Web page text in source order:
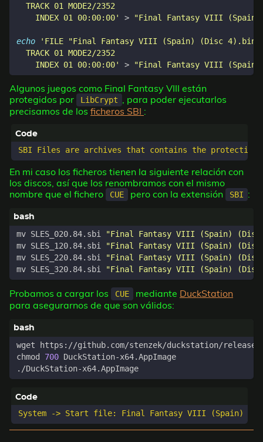
    INDEX 01 00:00:00'
> "Final Fantasy VIII
echo
    INDEX 01 00:00:00'
> "Final Fantasy VIII
Algunos juegos como Final Fantasy VIII están
protegidos por
LibCrypt , para poder ejecutarlos
precisamos de los ficheros SBI :
En mi caso los ficheros tienen la siguiente relación con
los discos, así que los renombramos con el mismo
nombre que el fichero
CUE pero con la extensión SBI :
mv SLES_020.84.sbi
"Final Fantasy VIII (Spain)
mv SLES_120.84.sbi
"Final Fantasy VIII (Spain)
mv SLES_220.84.sbi
"Final Fantasy VIII (Spain)
mv SLES_320.84.sbi
"Final Fantasy VIII (Spain)
Probamos a cargar los CUE mediante DuckStation
para asegurarnos de que son válidos:
chmod 700